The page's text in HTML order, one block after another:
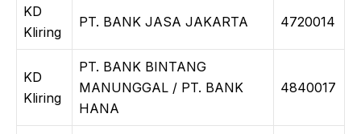
KD
Kliring
PT. BANK JASA JAKARTA 4720014
KD
Kliring
PT. BANK BINTANG
MANUNGGAL / PT. BANK
HANA
4840017